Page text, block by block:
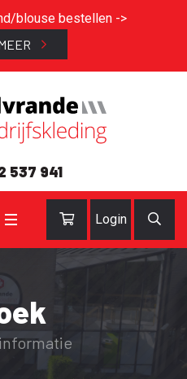
blouse bestellen ->
537 941
Login